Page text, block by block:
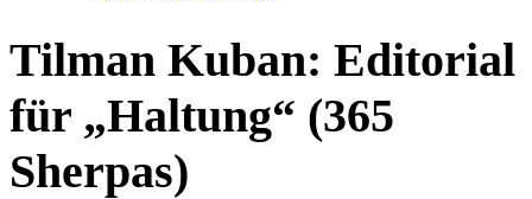
Tilman Kuban: Editorial
für „Haltung“ (365
Sherpas)